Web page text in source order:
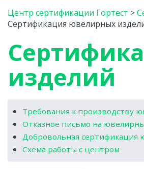
Центр сертификации Гортест >
Сертификация ювелирных
изделий
Требования к производству
Отказное письмо на
Добровольная сертификация
Схема работы с центром